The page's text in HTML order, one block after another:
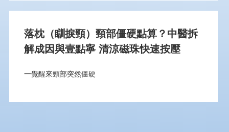
落枕（瞓捩頸）頸部僵硬點算？中醫拆
解成因與壹點寧 清涼磁珠快速按壓
一覺醒來頸部突然僵硬